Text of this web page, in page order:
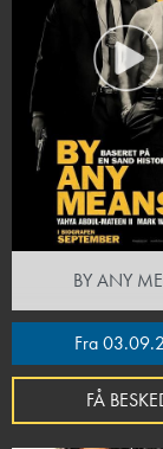
BY ANY
Fra
FÅ